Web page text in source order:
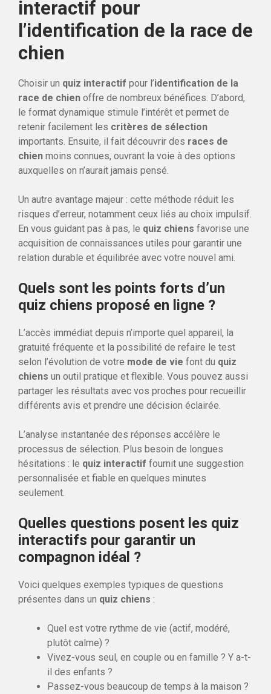
interactif pour
l’identification de la race de
chien
Choisir un quiz interactif pour l’identification de la
race de chien offre de nombreux bénéfices. D’abord,
le format dynamique stimule l’intérêt et permet de
retenir facilement les critères de sélection
importants. Ensuite, il fait découvrir des races de
chien moins connues, ouvrant la voie à des options
auxquelles on n’aurait jamais pensé.
Un autre avantage majeur : cette méthode réduit les
risques d’erreur, notamment ceux liés au choix impulsif.
En vous guidant pas à pas, le quiz chiens favorise une
acquisition de connaissances utiles pour garantir une
relation durable et équilibrée avec votre nouvel ami.
Quels sont les points forts d’un
quiz chiens proposé en ligne ?
L’accès immédiat depuis n’importe quel appareil, la
gratuité fréquente et la possibilité de refaire le test
selon l’évolution de votre mode de vie font du quiz
chiens un outil pratique et flexible. Vous pouvez aussi
partager les résultats avec vos proches pour recueillir
différents avis et prendre une décision éclairée.
L’analyse instantanée des réponses accélère le
processus de sélection. Plus besoin de longues
hésitations : le quiz interactif fournit une suggestion
personnalisée et fiable en quelques minutes
seulement.
Quelles questions posent les quiz
interactifs pour garantir un
compagnon idéal ?
Voici quelques exemples typiques de questions
présentes dans un quiz chiens :
Quel est votre rythme de vie (actif, modéré,
plutôt calme) ?
Vivez-vous seul, en couple ou en famille ? Y a-t-
il des enfants ?
Passez-vous beaucoup de temps à la maison ?